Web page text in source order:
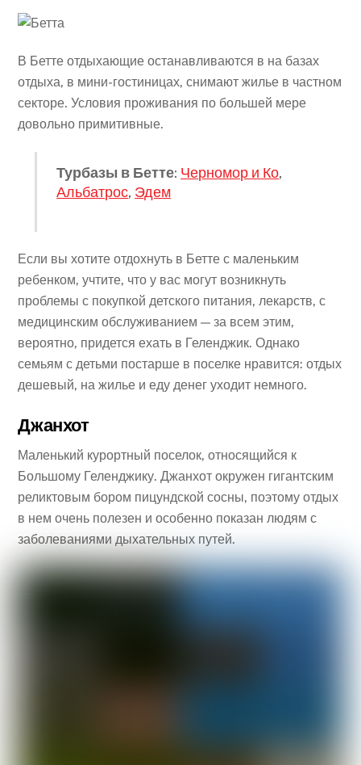
В Бетте отдыхающие останавливаются в на базах
отдыха, в мини-гостиницах, снимают жилье в частном
секторе. Условия проживания по большей мере
довольно примитивные.
Турбазы в Бетте: Черномор и Ко,
Альбатрос, Эдем
Если вы хотите отдохнуть в Бетте с маленьким
ребенком, учтите, что у вас могут возникнуть
проблемы с покупкой детского питания, лекарств, с
медицинским обслуживанием — за всем этим,
вероятно, придется ехать в Геленджик. Однако
семьям с детьми постарше в поселке нравится: отдых
дешевый, на жилье и еду денег уходит немного.
Джанхот
Маленький курортный поселок, относящийся к
Большому Геленджику. Джанхот окружен гигантским
реликтовым бором пицундской сосны, поэтому отдых
в нем очень полезен и особенно показан людям с
заболеваниями дыхательных путей.